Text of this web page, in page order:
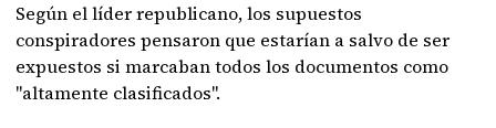
Según el líder republicano, los supuestos
conspiradores pensaron que estarían a salvo de ser
expuestos si marcaban todos los documentos como
"altamente clasificados".